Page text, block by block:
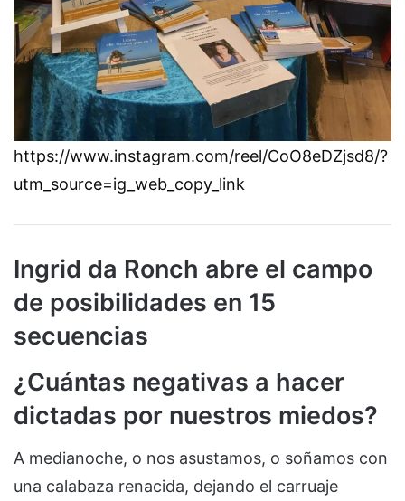
https://www.instagram.com/reel/CoO8eDZjsd8/?
utm_source=ig_web_copy_link
Ingrid da Ronch abre el campo
de posibilidades en 15
secuencias
¿Cuántas negativas a hacer
dictadas por nuestros miedos?
A medianoche, o nos asustamos, o soñamos con
una calabaza renacida, dejando el carruaje